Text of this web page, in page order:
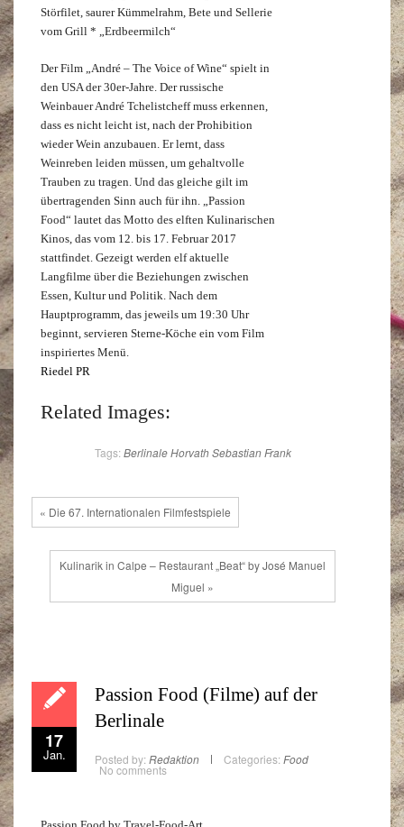
Störfilet, saurer Kümmelrahm, Bete und Sellerie
vom Grill * „Erdbeermilch“
Der Film „André – The Voice of Wine“ spielt in
den USA der 30er-Jahre. Der russische
Weinbauer André Tchelistcheff muss erkennen,
dass es nicht leicht ist, nach der Prohibition
wieder Wein anzubauen. Er lernt, dass
Weinreben leiden müssen, um gehaltvolle
Trauben zu tragen. Und das gleiche gilt im
übertragenden Sinn auch für ihn. „Passion
Food“ lautet das Motto des elften Kulinarischen
Kinos, das vom 12. bis 17. Februar 2017
stattfindet. Gezeigt werden elf aktuelle
Langfilme über die Beziehungen zwischen
Essen, Kultur und Politik. Nach dem
Hauptprogramm, das jeweils um 19:30 Uhr
beginnt, servieren Sterne-Köche ein vom Film
inspiriertes Menü.
Riedel PR
Related Images:
Tags: BerlinaleHorvathSebastian Frank
« Die 67. Internationalen Filmfestspiele
Kulinarik in Calpe – Restaurant „Beat“ by José Manuel
Miguel »
17
Jan.
Passion Food (Filme) auf der
Berlinale
Posted by: Redaktion Categories: Food
No comments